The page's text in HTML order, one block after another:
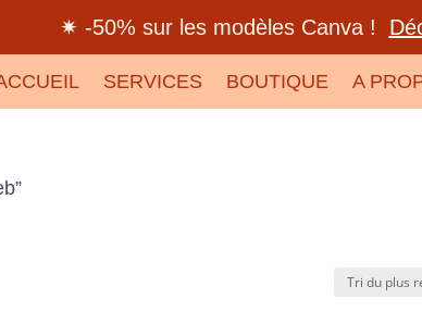
✷ -50% sur les modèles Canva !
SERVICES BOUTIQUE A